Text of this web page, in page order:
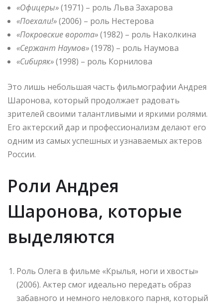
«Офицеры»(1971) – роль Льва Захарова
«Поехали!»(2006) – роль Нестерова
«Покровские ворота»(1982) – роль Наколкина
«Сержант Наумов»(1978) – роль Наумова
«Сибиряк»(1998) – роль Корнилова
Это лишь небольшая часть фильмографии Андрея
Шаронова, который продолжает радовать
зрителей своими талантливыми и яркими ролями.
Его актерский дар и профессионализм делают его
одним из самых успешных и узнаваемых актеров
России.
Роли Андрея
Шаронова, которые
выделяются
Роль Олега в фильме «Крылья, ноги и хвосты»
(2006). Актер смог идеально передать образ
забавного и немного неловкого парня, который